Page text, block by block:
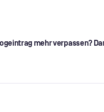
mehr verpassen?